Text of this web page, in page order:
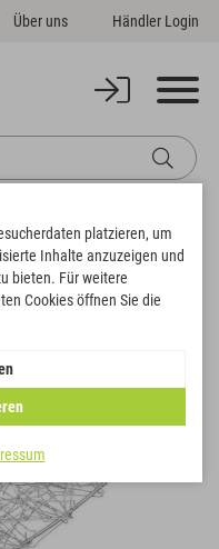
Über uns Händler Login
Zurück zur Artikelübersicht
platzieren, um
Inhalte anzuzeigen und
bieten. Für weitere
Cookies öffnen Sie die